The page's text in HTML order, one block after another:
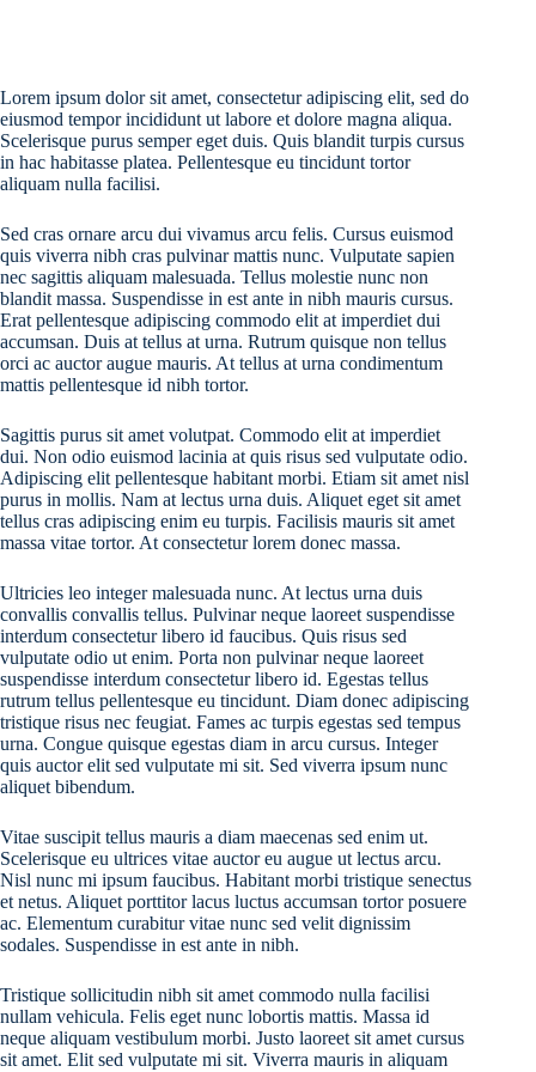
Lorem ipsum dolor sit amet, consectetur adipiscing elit, sed do
eiusmod tempor incididunt ut labore et dolore magna aliqua.
Scelerisque purus semper eget duis. Quis blandit turpis cursus
in hac habitasse platea. Pellentesque eu tincidunt tortor
aliquam nulla facilisi.
Sed cras ornare arcu dui vivamus arcu felis. Cursus euismod
quis viverra nibh cras pulvinar mattis nunc. Vulputate sapien
nec sagittis aliquam malesuada. Tellus molestie nunc non
blandit massa. Suspendisse in est ante in nibh mauris cursus.
Erat pellentesque adipiscing commodo elit at imperdiet dui
accumsan. Duis at tellus at urna. Rutrum quisque non tellus
orci ac auctor augue mauris. At tellus at urna condimentum
mattis pellentesque id nibh tortor.
Sagittis purus sit amet volutpat. Commodo elit at imperdiet
dui. Non odio euismod lacinia at quis risus sed vulputate odio.
Adipiscing elit pellentesque habitant morbi. Etiam sit amet nisl
purus in mollis. Nam at lectus urna duis. Aliquet eget sit amet
tellus cras adipiscing enim eu turpis. Facilisis mauris sit amet
massa vitae tortor. At consectetur lorem donec massa.
Ultricies leo integer malesuada nunc. At lectus urna duis
convallis convallis tellus. Pulvinar neque laoreet suspendisse
interdum consectetur libero id faucibus. Quis risus sed
vulputate odio ut enim. Porta non pulvinar neque laoreet
suspendisse interdum consectetur libero id. Egestas tellus
rutrum tellus pellentesque eu tincidunt. Diam donec adipiscing
tristique risus nec feugiat. Fames ac turpis egestas sed tempus
urna. Congue quisque egestas diam in arcu cursus. Integer
quis auctor elit sed vulputate mi sit. Sed viverra ipsum nunc
aliquet bibendum.
Vitae suscipit tellus mauris a diam maecenas sed enim ut.
Scelerisque eu ultrices vitae auctor eu augue ut lectus arcu.
Nisl nunc mi ipsum faucibus. Habitant morbi tristique senectus
et netus. Aliquet porttitor lacus luctus accumsan tortor posuere
ac. Elementum curabitur vitae nunc sed velit dignissim
sodales. Suspendisse in est ante in nibh.
Tristique sollicitudin nibh sit amet commodo nulla facilisi
nullam vehicula. Felis eget nunc lobortis mattis. Massa id
neque aliquam vestibulum morbi. Justo laoreet sit amet cursus
sit amet. Elit sed vulputate mi sit. Viverra mauris in aliquam